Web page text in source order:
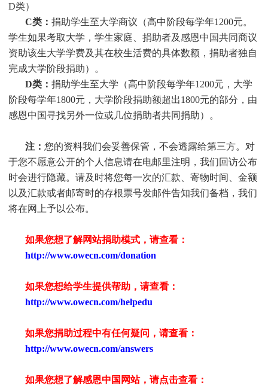
D类）
C类： 捐助学生至大学商议（高中阶段每学年1200元。
学生如果考取大学， 学生家庭、捐助者及感恩中国共同商议
资助该生大学学费及其在校生活费的具体数额，捐助者独自
完成大学阶段捐助）。
D类： 捐助学生至大学（高中阶段每学年1200元，大学
阶段每学年1800元，大学阶段捐助额超出1800元的部分，由
感恩中国寻找另外一位或几位捐助者共同捐助）。
注： 您的资料我们会妥善保管，不会透露给第三方。对
于您不愿意公开的个人信息请在电邮里注明，我们回访公布
时会进行隐藏。请及时将您每一次的汇款、寄物时间、金额
以及汇款或者邮寄时的存根票号发邮件告知我们备档，我们
将在网上予以公布。
如果您想了解网站捐助模式，请查看：
http://www.owecn.com/donation
如果您想给学生提供帮助，请查看：
http://www.owecn.com/helpedu
如果您捐助过程中有任何疑问，请查看：
http://www.owecn.com/answers
如果您想了解感恩中国网站，请点击查看：